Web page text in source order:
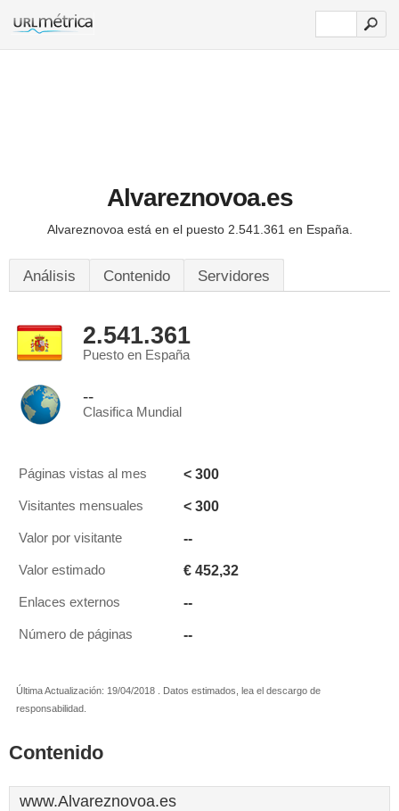
Alvareznovoa.es
Alvareznovoa está en el puesto 2.541.361 en España.
Análisis Contenido Servidores
2.541.361
Puesto en España
--
Clasifica Mundial
Páginas vistas al mes < 300
Visitantes mensuales < 300
Valor por visitante --
Valor estimado € 452,32
Enlaces externos --
Número de páginas --
Última Actualización: 19/04/2018 . Datos estimados, lea el descargo de
responsabilidad.
Contenido
www.Alvareznovoa.es